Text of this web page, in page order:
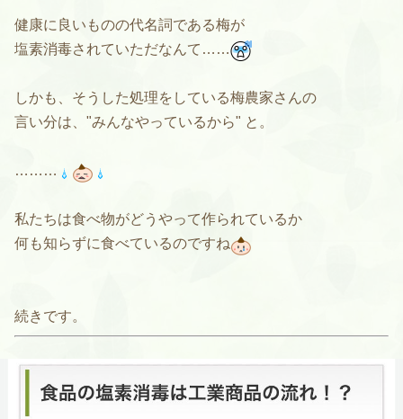
健康に良いものの代名詞である梅が
塩素消毒されていただなんて……
しかも、そうした処理をしている梅農家さんの
言い分は、"みんなやっているから" と。
………
私たちは食べ物がどうやって作られているか
何も知らずに食べているのですね
続きです。